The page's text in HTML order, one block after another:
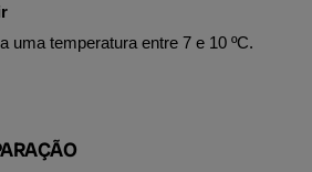
uma temperatura entre 7 e 10 ºC.